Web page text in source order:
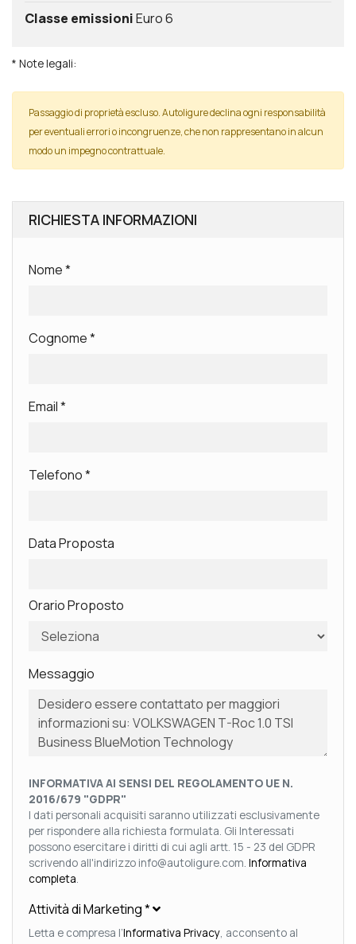
Classe emissioniEuro 6
* Note legali:
Passaggio di proprietà escluso. Autoligure declina ogni responsabilità
per eventuali errori o incongruenze, che non rappresentano in alcun
modo un impegno contrattuale.
RICHIESTA INFORMAZIONI
Nome*
Cognome*
Email*
Telefono*
Data Proposta
Orario Proposto
Messaggio
INFORMATIVA AI SENSI DEL REGOLAMENTO UE N.
2016/679 "GDPR"
I dati personali acquisiti saranno utilizzati esclusivamente
per rispondere alla richiesta formulata. Gli Interessati
possono esercitare i diritti di cui agli artt. 15 - 23 del GDPR
scrivendo all'indirizzo info@autoligure.com. Informativa
completa.
Attività di Marketing*
Letta e compresa l’Informativa Privacy, acconsento al